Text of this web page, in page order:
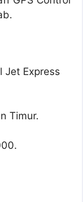
Jet Express
Timur.
.